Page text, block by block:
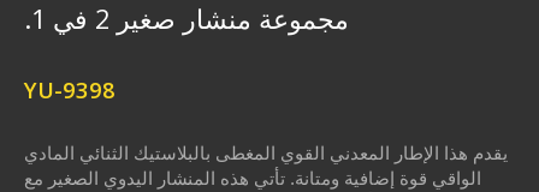
مجموعة منشار صغير 2 في 1.
القوي المغطى بالبلاستيك الثنائي المادي
ومتانة. تأتي هذه المنشار اليدوي الصغير مع